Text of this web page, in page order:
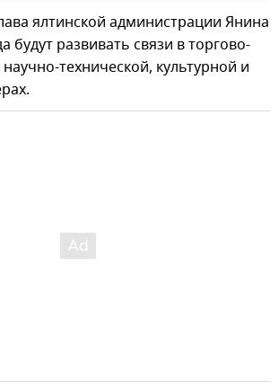
ялтинской администрации Янина
будут развивать связи в торгово-
технической, культурной и